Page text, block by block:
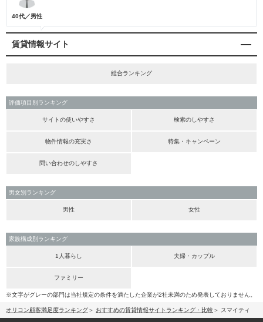
40代／男性
賃貸情報サイト
総合ランキング
評価項目別ランキング
サイトの使いやすさ 検索のしやすさ
物件情報の充実さ 特集・キャンペーン
問い合わせのしやすさ
男女別ランキング
男性 女性
家族構成別ランキング
1人暮らし 夫婦・カップル
ファミリー
※文字がグレーの部門は当社規定の条件を満たした企業が2社未満のため発表しておりません。
オリコン顧客満足度ランキング おすすめの賃貸情報サイトランキング・比較 スマイティ